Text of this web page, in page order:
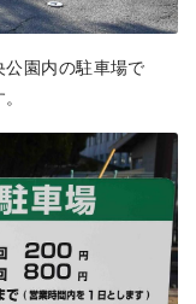
園内の駐車場で